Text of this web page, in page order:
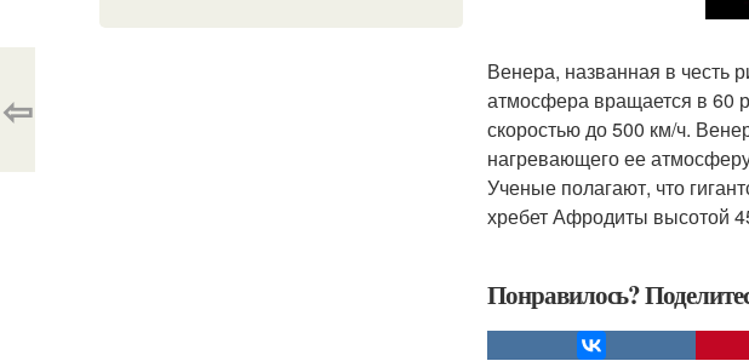
Венера, названная в честь
атмосфера вращается в 60
скоростью до 500 км/ч.
нагревающего ее
Ученые полагают, что
хребет Афродиты высотой
Понравилось?
⇦